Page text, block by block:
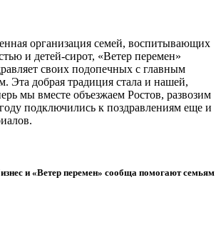
организация семей, воспитывающих
и детей-сирот, «Ветер перемен»
своих подопечных с главным
Эта добрая традиция стала и нашей,
мы вместе объезжаем Ростов, развозим
подключились к поздравлениям еще и
и «Ветер перемен» сообща помогают семьям